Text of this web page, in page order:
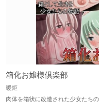
箱化お嬢様倶楽部
暖炬
肉体を箱状に改造された少女たち